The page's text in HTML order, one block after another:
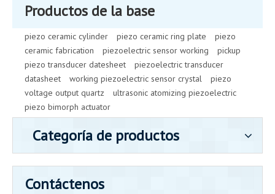
Productos de la base
piezo ceramic cylinder piezo ceramic ring plate
piezo
ceramic fabrication
piezoelectric sensor working
pickup
piezo transducer datesheet
piezoelectric transducer
datasheet
working piezoelectric sensor crystal
piezo
voltage output quartz
ultrasonic atomizing piezoelectric
piezo bimorph actuator
Categoría de productos
Contáctenos